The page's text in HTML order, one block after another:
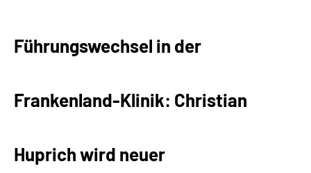
Beratung und Kontakt
Karriere
Führungswechsel in der
Frankenland-Klinik: Christian
Huprich wird neuer